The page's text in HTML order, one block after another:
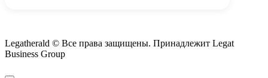
Legatherald © Все права защищены. Принадлежит Legat
Business Group